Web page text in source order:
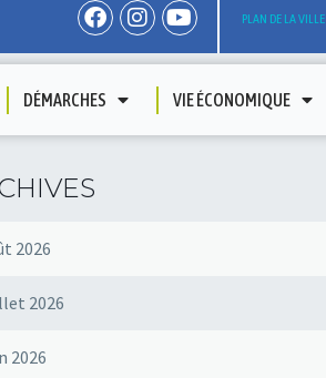
PLAN DE LA VILLE
DÉMARCHES VIE ÉCONOMIQUE
2026
2026
2026